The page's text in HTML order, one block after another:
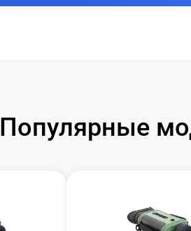
Популярные